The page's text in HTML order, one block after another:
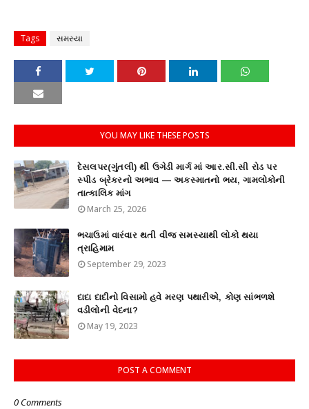
Tags સમસ્યા
YOU MAY LIKE THESE POSTS
દેસલપર(ગુંતલી) થી ઉગેડી માર્ગ માં આર.સી.સી રોડ પર
સ્પીડ બ્રેકરનો અભાવ — અકસ્માતનો ભય, ગામલોકોની
તાત્કાલિક માંગ
March 25, 2026
ભચાઉમાં વારંવાર થતી વીજ સમસ્યાથી લોકો થયા
ત્રાહિમામ
September 29, 2023
દાદા દાદીનો વિસામો હવે મરણ પથારીએ, કોણ સાંભળશે
વડીલોની વેદના?
May 19, 2023
POST A COMMENT
0 Comments